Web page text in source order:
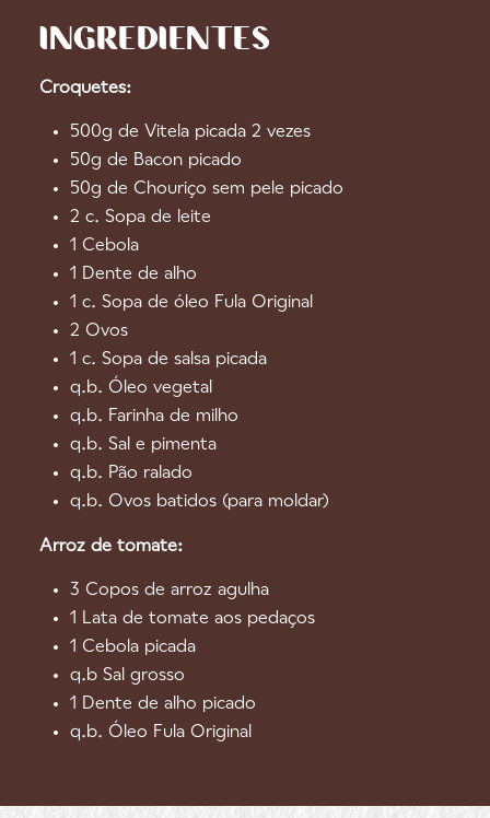
INGREDIENTES
Croquetes:
500g de Vitela picada 2 vezes
50g de Bacon picado
50g de Chouriço sem pele picado
2 c. Sopa de leite
1 Cebola
1 Dente de alho
1 c. Sopa de óleo Fula Original
2 Ovos
1 c. Sopa de salsa picada
q.b. Óleo vegetal
q.b. Farinha de milho
q.b. Sal e pimenta
q.b. Pão ralado
q.b. Ovos batidos (para moldar)
Arroz de tomate:
3 Copos de arroz agulha
1 Lata de tomate aos pedaços
1 Cebola picada
q.b Sal grosso
1 Dente de alho picado
q.b. Óleo Fula Original